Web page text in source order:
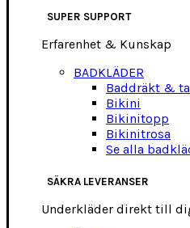
SUPER SUPPORT
Erfarenhet & Kunskap
BADKLÄDER
Baddräkt &
Bikini
Bikinitopp
Bikinitrosa
Se alla
SÄKRA LEVERANSER
Underkläder direkt till